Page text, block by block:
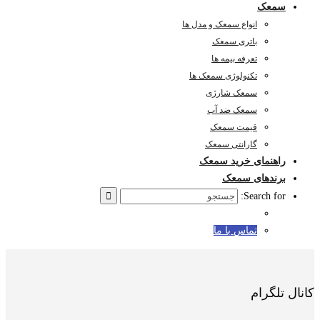
سمعک
انواع سمعک و مدل ها
باتری سمعک
تعرفه بیمه ها
تکنولوژی سمعک ها
سمعک شارژی
سمعک ضد آب
قیمت سمعک
گارانتی سمعک
راهنمای خرید سمعک
برندهای سمعک
Search for:
تماس با ما
کانال تلگرام